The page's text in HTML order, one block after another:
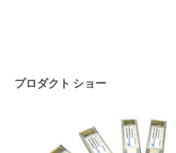
プロダクト ショー